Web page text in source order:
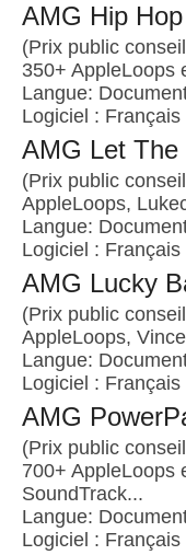
AMG Hip
(Prix public
350+ AppleLoops
Langue:
Logiciel : Français
AMG Let The
(Prix public
AppleLoops,
Langue:
Logiciel : Français
AMG Lucky
(Prix public
AppleLoops,
Langue:
Logiciel : Français
AMG
(Prix public
700+ AppleLoops
SoundTrack...
Langue:
Logiciel : Français